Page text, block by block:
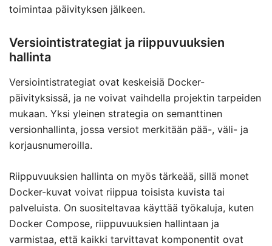
toimintaa päivityksen jälkeen.
Versiointistrategiat ja riippuvuuksien
hallinta
Versiointistrategiat ovat keskeisiä Docker-
päivityksissä, ja ne voivat vaihdella projektin tarpeiden
mukaan. Yksi yleinen strategia on semanttinen
versionhallinta, jossa versiot merkitään pää-, väli- ja
korjausnumeroilla.
Riippuvuuksien hallinta on myös tärkeää, sillä monet
Docker-kuvat voivat riippua toisista kuvista tai
palveluista. On suositeltavaa käyttää työkaluja, kuten
Docker Compose, riippuvuuksien hallintaan ja
varmistaa, että kaikki tarvittavat komponentit ovat